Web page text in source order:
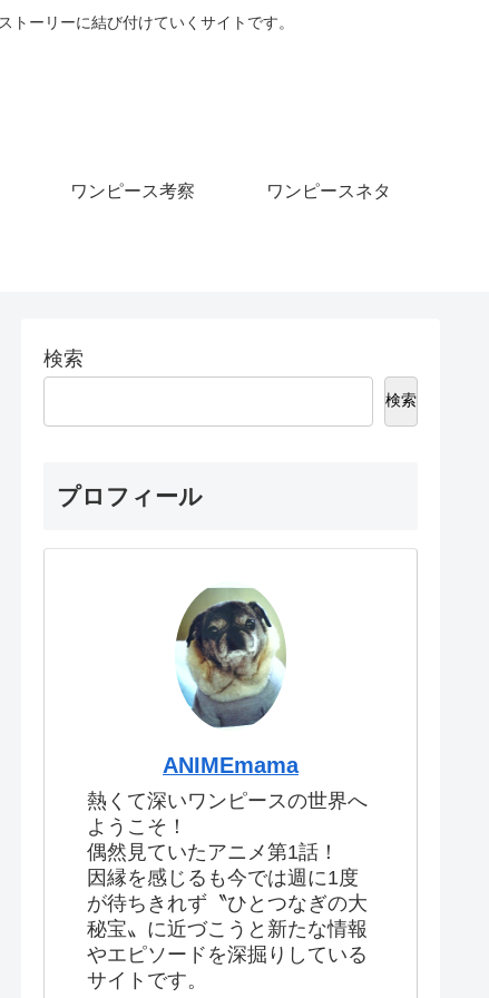
ーリーに結び付けていくサイトです。
ワンピース考察 ワンピースネタ
検索
検索
プロフィール
ANIMEmama
熱くて深いワンピースの世界へ
ようこそ！
偶然見ていたアニメ第1話！
因縁を感じるも今では週に1度
が待ちきれず〝ひとつなぎの大
秘宝〟に近づこうと新たな情報
やエピソードを深掘りしている
サイトです。